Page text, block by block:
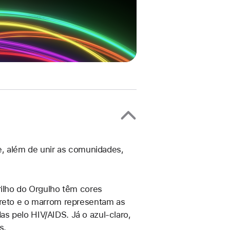
além de unir as comunidades,
do Orgulho têm cores
e o marrom representam as
pelo HIV/AIDS. Já o azul-claro,